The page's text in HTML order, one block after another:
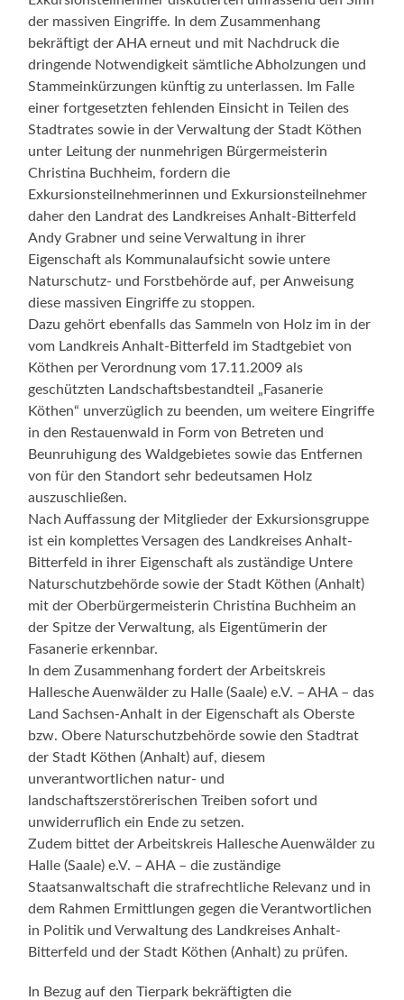
der massiven Eingriffe. In dem Zusammenhang
bekräftigt der AHA erneut und mit Nachdruck die
dringende Notwendigkeit sämtliche Abholzungen und
Stammeinkürzungen künftig zu unterlassen. Im Falle
einer fortgesetzten fehlenden Einsicht in Teilen des
Stadtrates sowie in der Verwaltung der Stadt Köthen
unter Leitung der nunmehrigen Bürgermeisterin
Christina Buchheim, fordern die
Exkursionsteilnehmerinnen und Exkursionsteilnehmer
daher den Landrat des Landkreises Anhalt-Bitterfeld
Andy Grabner und seine Verwaltung in ihrer
Eigenschaft als Kommunalaufsicht sowie untere
Naturschutz- und Forstbehörde auf, per Anweisung
diese massiven Eingriffe zu stoppen.
Dazu gehört ebenfalls das Sammeln von Holz im in der
vom Landkreis Anhalt-Bitterfeld im Stadtgebiet von
Köthen per Verordnung vom 17.11.2009 als
geschützten Landschaftsbestandteil „Fasanerie
Köthen“ unverzüglich zu beenden, um weitere Eingriffe
in den Restauenwald in Form von Betreten und
Beunruhigung des Waldgebietes sowie das Entfernen
von für den Standort sehr bedeutsamen Holz
auszuschließen.
Nach Auffassung der Mitglieder der Exkursionsgruppe
ist ein komplettes Versagen des Landkreises Anhalt-
Bitterfeld in ihrer Eigenschaft als zuständige Untere
Naturschutzbehörde sowie der Stadt Köthen (Anhalt)
mit der Oberbürgermeisterin Christina Buchheim an
der Spitze der Verwaltung, als Eigentümerin der
Fasanerie erkennbar.
In dem Zusammenhang fordert der Arbeitskreis
Hallesche Auenwälder zu Halle (Saale) e.V. – AHA – das
Land Sachsen-Anhalt in der Eigenschaft als Oberste
bzw. Obere Naturschutzbehörde sowie den Stadtrat
der Stadt Köthen (Anhalt) auf, diesem
unverantwortlichen natur- und
landschaftszerstörerischen Treiben sofort und
unwiderruflich ein Ende zu setzen.
Zudem bittet der Arbeitskreis Hallesche Auenwälder zu
Halle (Saale) e.V. – AHA – die zuständige
Staatsanwaltschaft die strafrechtliche Relevanz und in
dem Rahmen Ermittlungen gegen die Verantwortlichen
in Politik und Verwaltung des Landkreises Anhalt-
Bitterfeld und der Stadt Köthen (Anhalt) zu prüfen.
In Bezug auf den Tierpark bekräftigten die